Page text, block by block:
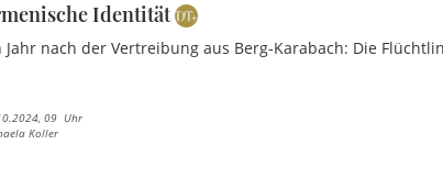
Identität
Jahr nach der Vertreibung aus Berg-Karabach: Die
09 Uhr
Koller